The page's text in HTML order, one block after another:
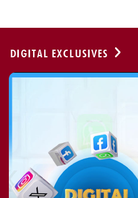
DIGITAL EXCLUSIVES